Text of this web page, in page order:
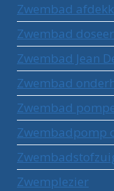
Zwembad
Zwembad
Zwembad Jean
Zwembad
Zwembad
Zwembadpomp
Zwemplezier